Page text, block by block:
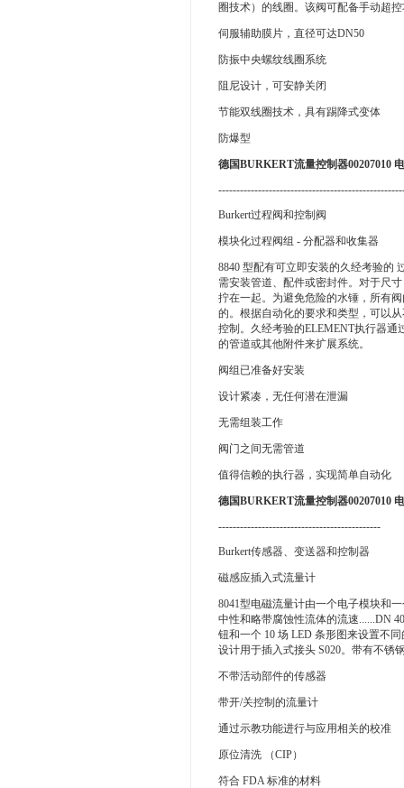
圈技术）的线圈。该阀可配备手动超
伺服辅助膜片，直径可达DN50
防振中央螺纹线圈系统
阻尼设计，可安静关闭
节能双线圈技术，具有踢降式变体
防爆型
德国BURKERT流量控制器00207010
Burkert过程阀和控制阀
模块化过程阀组 - 分配器和收集器
8840 型配有可立即安装的久经考验的
需安装管道、配件或密封件。对于尺
拧在一起。为避免危险的水锤，所有
的。根据自动化的要求和类型，可以
控制。久经考验的ELEMENT执行器
的管道或其他附件来扩展系统。
阀组已准备好安装
设计紧凑，无任何潜在泄漏
无需组装工作
阀门之间无需管道
值得信赖的执行器，实现简单自动化
德国BURKERT流量控制器00207010
---------------------------------------------
Burkert传感器、变送器和控制器
磁感应插入式流量计
8041型电磁流量计由一个电子模块和
中性和略带腐蚀性流体的流速......DN
钮和一个 10 场 LED 条形图来设置不
设计用于插入式接头 S020。带有不锈
不带活动部件的传感器
带开/关控制的流量计
通过示教功能进行与应用相关的校准
原位清洗 （CIP）
符合 FDA 标准的材料